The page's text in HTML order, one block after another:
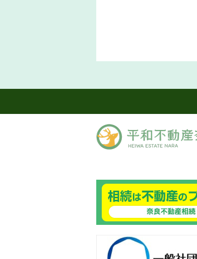
良ありえへんふどうさん